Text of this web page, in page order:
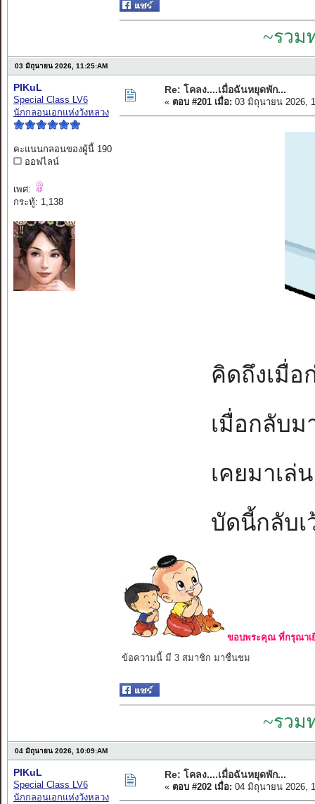
~รวม
03 มิถุนายน 2026, 11:25:AM
PIKuL
Special Class LV6
นักกลอนเอกแห่งวังหลวง
คะแนนกลอนของผู้นี้ 190
ออฟไลน์
เพศ:
กระทู้: 1,138
Re: โคลง....เมื่อฉันหยุดพัก...
« ตอบ #201 เมื่อ: 03 มิถุนายน 2026,
คิดถึงเมื่อ
เมื่อกลับม
เคยมาเล่
บัดนี้กลับเ
ขอบพระคุณ ที่กรุณาเ
ข้อความนี้ มี 3 สมาชิก มาชื่นชม
~รวม
04 มิถุนายน 2026, 10:09:AM
PIKuL
Special Class LV6
นักกลอนเอกแห่งวังหลวง
Re: โคลง....เมื่อฉันหยุดพัก...
« ตอบ #202 เมื่อ: 04 มิถุนายน 2026,